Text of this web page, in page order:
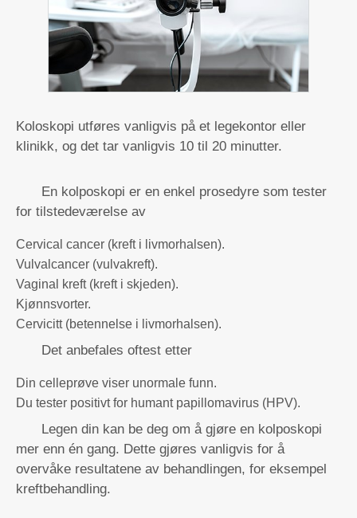
Koloskopi utføres vanligvis på et legekontor eller
klinikk, og det tar vanligvis 10 til 20 minutter.
En kolposkopi er en enkel prosedyre som tester
for tilstedeværelse av
Cervical cancer (kreft i livmorhalsen).
Vulvalcancer (vulvakreft).
Vaginal kreft (kreft i skjeden).
Kjønnsvorter.
Cervicitt (betennelse i livmorhalsen).
Det anbefales oftest etter
Din celleprøve viser unormale funn.
Du tester positivt for humant papillomavirus (HPV).
Legen din kan be deg om å gjøre en kolposkopi
mer enn én gang. Dette gjøres vanligvis for å
overvåke resultatene av behandlingen, for eksempel
kreftbehandling.